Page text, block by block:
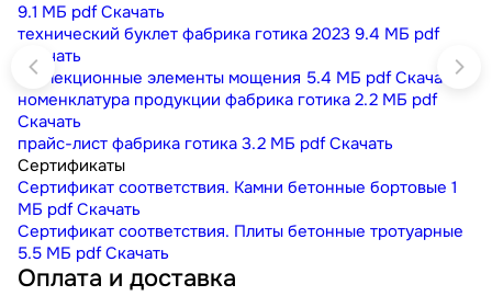
9.1 МБ pdf Скачать
технический буклет фабрика готика 2023 9.4 МБ pdf
Скачать
коллекционные элементы мощения 5.4 МБ pdf Скачать
номенклатура продукции фабрика готика 2.2 МБ pdf
Скачать
прайс-лист фабрика готика 3.2 МБ pdf Скачать
Сертификаты
Сертификат соответствия. Камни бетонные бортовые 1
МБ pdf Скачать
Сертификат соответствия. Плиты бетонные тротуарные
5.5 МБ pdf Скачать
Оплата и доставка